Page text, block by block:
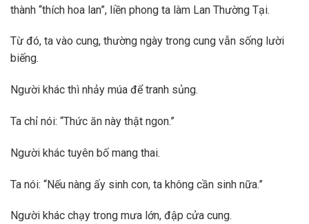
thành “thích hoa lan”, liền phong ta làm Lan Thường Tại.
Từ đó, ta vào cung, thường ngày trong cung vẫn sống lười
biếng.
Người khác thì nhảy múa để tranh sủng.
Ta chỉ nói: “Thức ăn này thật ngon.”
Người khác tuyên bố mang thai.
Ta nói: “Nếu nàng ấy sinh con, ta không cần sinh nữa.”
Người khác chạy trong mưa lớn, đập cửa cung.